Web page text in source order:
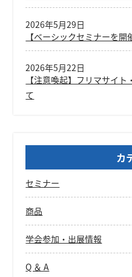
【ベーシックセミナーを開
2026年5月29日
【注意喚起】フリマサイ
て
2026年5月22日
カ
セミナー
商品
学会参加・出展情報
Q ＆ A